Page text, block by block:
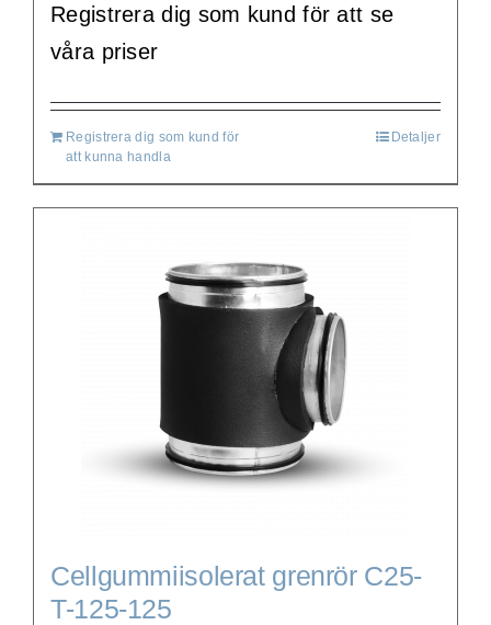
Registrera dig som kund för att se
våra priser
Registrera dig som kund för
att kunna handla
Detaljer
Cellgummiisolerat grenrör C25-
T-125-125